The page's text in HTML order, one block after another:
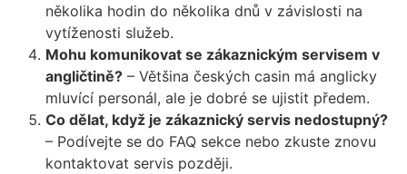
několika hodin do několika dnů v závislosti na
vytíženosti služeb.
Mohu komunikovat se zákaznickým servisem v
angličtině? – Většina českých casin má anglicky
mluvící personál, ale je dobré se ujistit předem.
Co dělat, když je zákaznický servis nedostupný?
– Podívejte se do FAQ sekce nebo zkuste znovu
kontaktovat servis později.